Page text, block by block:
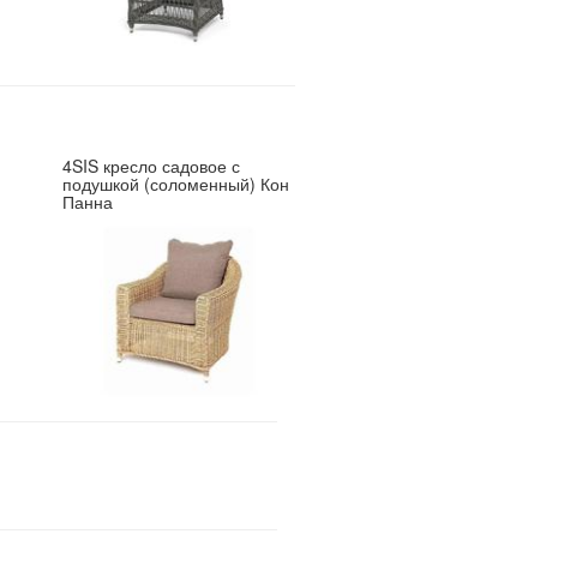
4SIS кресло садовое с
подушкой (соломенный) Кон
Панна